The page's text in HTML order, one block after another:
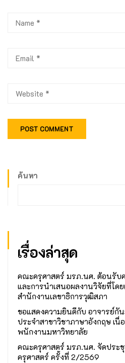
ค้นหา
เรื่องล่าสุด
คณะครุศาสตร์ มรภ.นศ. ต้อนรับ
และการนำเสนอผลงานวิจัยที่โด
สำนักงานเลขาธิการวุฒิสภา
ขอแสดงความยินดีกับ อาจารย์กั
ประจำสาขาวิชาภาษาอังกฤษ เนื่
พนักงานมหาวิทยาลัย
คณะครุศาสตร์ มรภ.นศ. จัดประ
ครุศาสตร์ ครั้งที่ 2/2569